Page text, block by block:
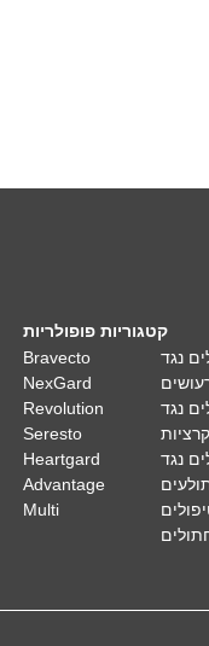
קטגוריות פופולריות
Bravecto
NexGard
Revolution
Seresto
Heartgard
Advantage
Multi
נגד
נגד
קרציות
נגד